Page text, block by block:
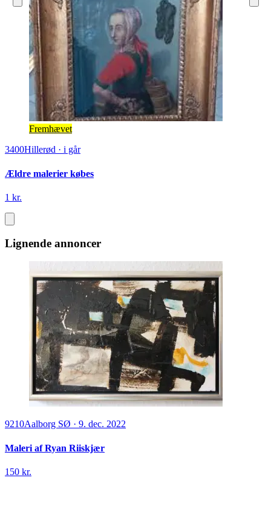
Fremhævet
3400Hillerød · i går
Ældre malerier købes
1 kr.
Lignende annoncer
9210Aalborg SØ · 9. dec. 2022
Maleri af Ryan Riiskjær
150 kr.